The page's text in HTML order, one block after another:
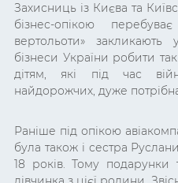
Захисниць із Києва та
бізнес-опікою
вертольоти» закликають
бізнеси України робити
дітям, які під час
найдорожчих, дуже
Раніше під опікою
була також і сестра
18 років. Тому